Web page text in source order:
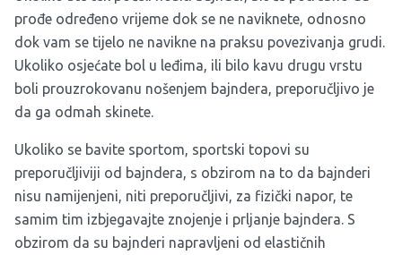
prođe određeno vrijeme dok se ne naviknete, odnosno
dok vam se tijelo ne navikne na praksu povezivanja grudi.
Ukoliko osjećate bol u leđima, ili bilo kavu drugu vrstu
boli prouzrokovanu nošenjem bajndera, preporučljivo je
da ga odmah skinete.
Ukoliko se bavite sportom, sportski topovi su
preporučljiviji od bajndera, s obzirom na to da bajnderi
nisu namijenjeni, niti preporučljivi, za fizički napor, te
samim tim izbjegavajte znojenje i prljanje bajndera. S
obzirom da su bajnderi napravljeni od elastičnih